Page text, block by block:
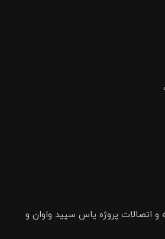
و اتصالات پروژه یاس سپید واوان و